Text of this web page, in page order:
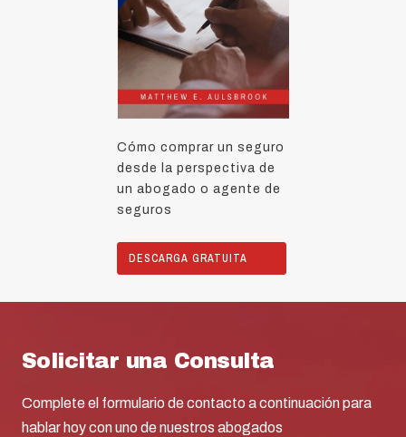
Cómo comprar un seguro
desde la perspectiva de
un abogado o agente de
seguros
DESCARGA GRATUITA
Solicitar una Consulta
Complete el formulario de contacto a continuación para
hablar hoy con uno de nuestros abogados